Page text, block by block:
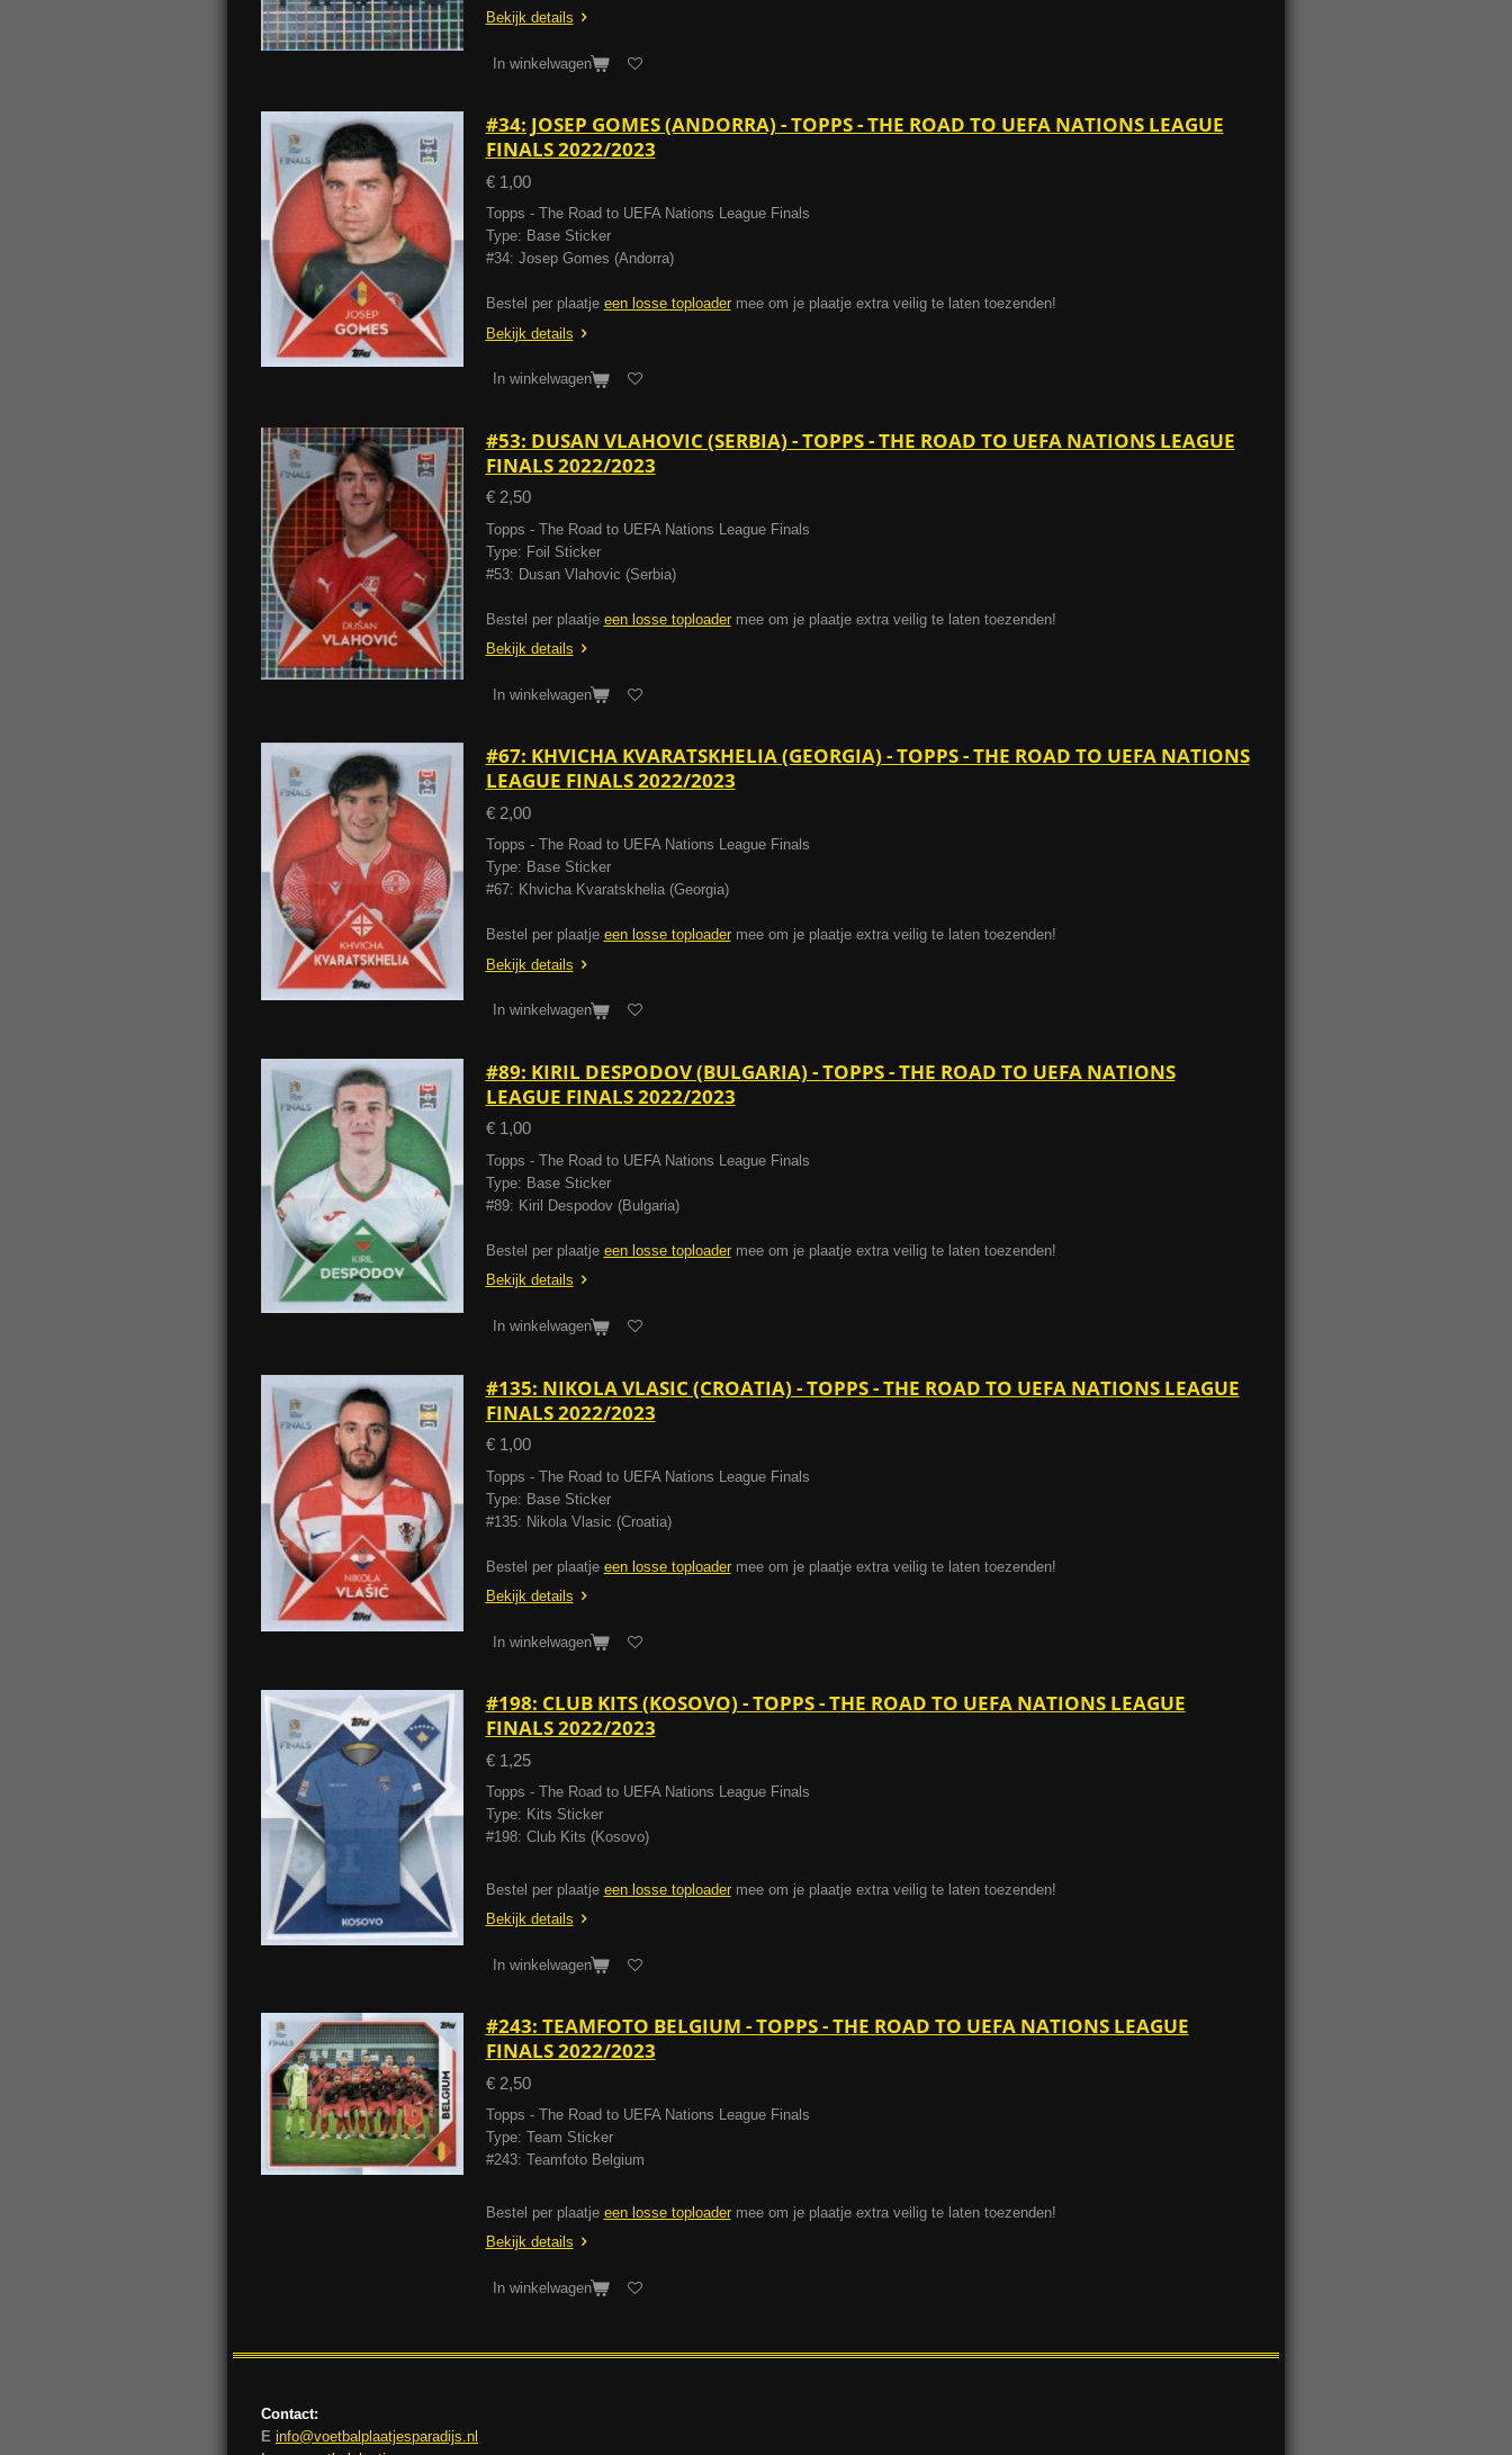
Bekijk details
In winkelwagen
#34: JOSEP GOMES (ANDORRA) - TOPPS - THE ROAD TO UEFA NATIONS LEAGUE
FINALS 2022/2023
€ 1,00
Topps - The Road to UEFA Nations League Finals
Type: Base Sticker
#34: Josep Gomes (Andorra)
Bestel per plaatje een losse toploadermee om je plaatje extra veilig te laten toezenden!
Bekijk details
In winkelwagen
#53: DUSAN VLAHOVIC (SERBIA) - TOPPS - THE ROAD TO UEFA NATIONS LEAGUE
FINALS 2022/2023
€ 2,50
Topps - The Road to UEFA Nations League Finals
Type: Foil Sticker
#53: Dusan Vlahovic (Serbia)
Bestel per plaatje een losse toploadermee om je plaatje extra veilig te laten toezenden!
Bekijk details
In winkelwagen
#67: KHVICHA KVARATSKHELIA (GEORGIA) - TOPPS - THE ROAD TO UEFA NATIONS
LEAGUE FINALS 2022/2023
€ 2,00
Topps - The Road to UEFA Nations League Finals
Type: Base Sticker
#67: Khvicha Kvaratskhelia (Georgia)
Bestel per plaatje een losse toploadermee om je plaatje extra veilig te laten toezenden!
Bekijk details
In winkelwagen
#89: KIRIL DESPODOV (BULGARIA) - TOPPS - THE ROAD TO UEFA NATIONS
LEAGUE FINALS 2022/2023
€ 1,00
Topps - The Road to UEFA Nations League Finals
Type: Base Sticker
#89: Kiril Despodov (Bulgaria)
Bestel per plaatje een losse toploadermee om je plaatje extra veilig te laten toezenden!
Bekijk details
In winkelwagen
#135: NIKOLA VLASIC (CROATIA) - TOPPS - THE ROAD TO UEFA NATIONS LEAGUE
FINALS 2022/2023
€ 1,00
Topps - The Road to UEFA Nations League Finals
Type: Base Sticker
#135: Nikola Vlasic (Croatia)
Bestel per plaatje een losse toploadermee om je plaatje extra veilig te laten toezenden!
Bekijk details
In winkelwagen
#198: CLUB KITS (KOSOVO) - TOPPS - THE ROAD TO UEFA NATIONS LEAGUE
FINALS 2022/2023
€ 1,25
Topps - The Road to UEFA Nations League Finals
Type: Kits Sticker
#198: Club Kits (Kosovo)
Bestel per plaatje een losse toploadermee om je plaatje extra veilig te laten toezenden!
Bekijk details
In winkelwagen
#243: TEAMFOTO BELGIUM - TOPPS - THE ROAD TO UEFA NATIONS LEAGUE
FINALS 2022/2023
€ 2,50
Topps - The Road to UEFA Nations League Finals
Type: Team Sticker
#243: Teamfoto Belgium
Bestel per plaatje een losse toploadermee om je plaatje extra veilig te laten toezenden!
Bekijk details
In winkelwagen
Contact:
E info@voetbalplaatjesparadijs.nl